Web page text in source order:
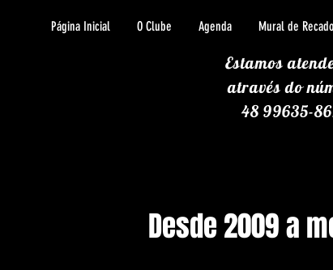
Página Inicial O Clube Agenda Mural de
Estamos
atravésdo
48 99635-
Desde 2009 a